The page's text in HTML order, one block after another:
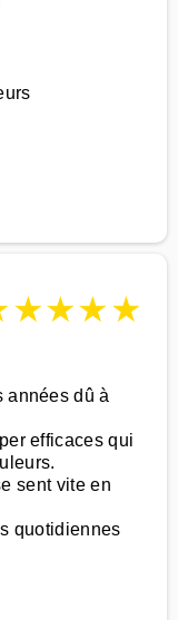
★★★★
années dû à
efficaces qui
sent vite en
quotidiennes